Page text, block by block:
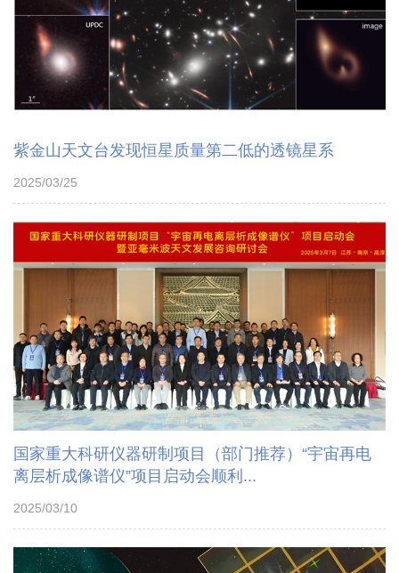
紫金山天文台发现恒星质量第二低的透镜星系
2025/03/25
国家重大科研仪器研制项目（部门推荐）“宇宙再电
离层析成像谱仪”项目启动会顺利...
2025/03/10